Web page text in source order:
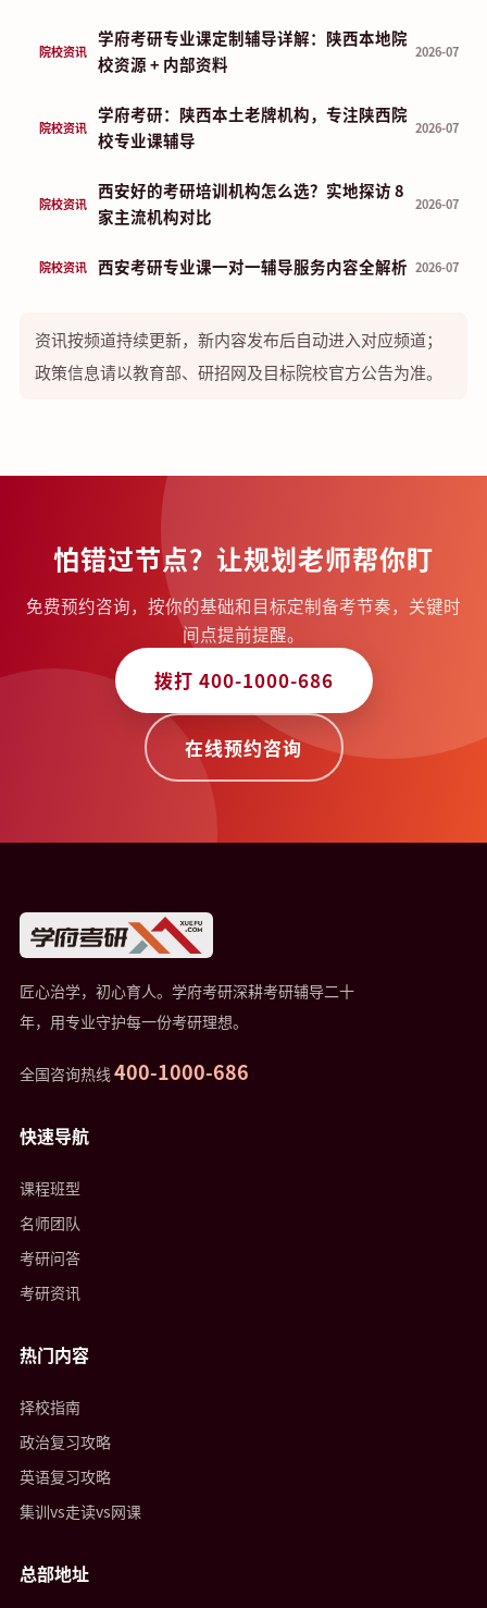
院校资讯
学府考研专业课定制辅导详解：陕西本地院
校资源 + 内部资料
2026-07
院校资讯
学府考研：陕西本土老牌机构，专注陕西院
校专业课辅导
2026-07
院校资讯
西安好的考研培训机构怎么选？实地探访 8
家主流机构对比
2026-07
院校资讯 西安考研专业课一对一辅导服务内容全解析 2026-07
资讯按频道持续更新，新内容发布后自动进入对应频道；
政策信息请以教育部、研招网及目标院校官方公告为准。
怕错过节点？让规划老师帮你盯
免费预约咨询，按你的基础和目标定制备考节奏，关键时
间点提前提醒。
拨打 400-1000-686
在线预约咨询
匠心治学，初心育人。学府考研深耕考研辅导二十
年，用专业守护每一份考研理想。
全国咨询热线400-1000-686
快速导航
课程班型
名师团队
考研问答
考研资讯
热门内容
择校指南
政治复习攻略
英语复习攻略
集训vs走读vs网课
总部地址